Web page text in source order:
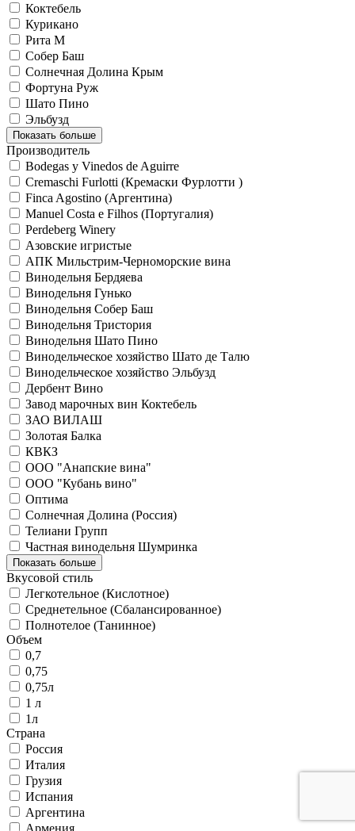
Коктебель
Курикано
Рита М
Собер Баш
Солнечная Долина Крым
Фортуна Руж
Шато Пино
Эльбузд
Показать больше
Производитель
Bodegas y Vinedos de Aguirre
Cremaschi Furlotti (Кремаски Фурлотти )
Finca Agostino (Аргентина)
Manuel Costa e Filhos (Португалия)
Perdeberg Winery
Азовские игристые
АПК Мильстрим-Черноморские вина
Винодельня Бердяева
Винодельня Гунько
Винодельня Собер Баш
Винодельня Тристория
Винодельня Шато Пино
Винодельческое хозяйство Шато де Талю
Винодельческое хозяйство Эльбузд
Дербент Вино
Завод марочных вин Коктебель
ЗАО ВИЛАШ
Золотая Балка
КВКЗ
ООО "Анапские вина"
ООО "Кубань вино"
Оптима
Солнечная Долина (Россия)
Телиани Групп
Частная винодельня Шумринка
Показать больше
Вкусовой стиль
Легкотельное (Кислотное)
Среднетельное (Сбалансированное)
Полнотелое (Танинное)
Объем
0,7
0,75
0,75л
1 л
1л
Страна
Россия
Италия
Грузия
Испания
Аргентина
Армения